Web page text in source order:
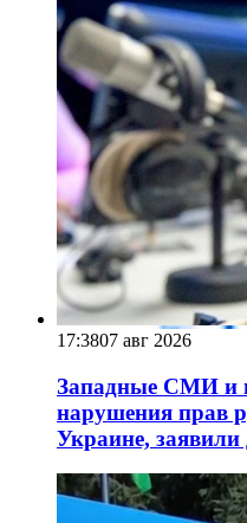
17:3807 авг 2026
Западные СМИ и
нарушения прав
Украине,